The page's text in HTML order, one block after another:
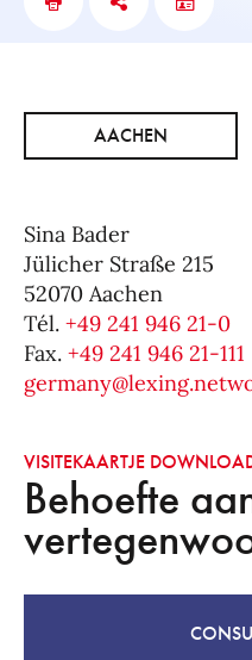
Behoefte
AACHEN
Sina Bader
Jülicher Straße 215
52070 Aachen
Tél. +49 241 946 21-0
Fax. +49 241 946 21-111
VISITEKAARTJE